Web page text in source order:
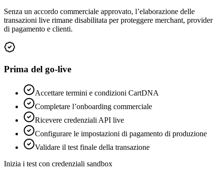
Senza un accordo commerciale approvato, l’elaborazione delle
transazioni live rimane disabilitata per proteggere merchant, provider
di pagamento e clienti.
Prima del go-live
Accettare termini e condizioni CartDNA
Completare l’onboarding commerciale
Ricevere credenziali API live
Configurare le impostazioni di pagamento di produzione
Validare il test finale della transazione
Inizia i test con credenziali sandbox